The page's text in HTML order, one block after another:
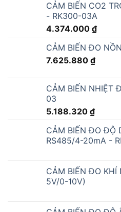
CẢM BIẾN CO2
- RK300-03A
4.374.000 ₫
CẢM BIẾN ĐO
7.625.880 ₫
CẢM BIẾN NHIỆT
03
5.188.320 ₫
CẢM BIẾN ĐO ĐỘ
RS485/4-20mA -
CẢM BIẾN ĐO
5V/0-10V)